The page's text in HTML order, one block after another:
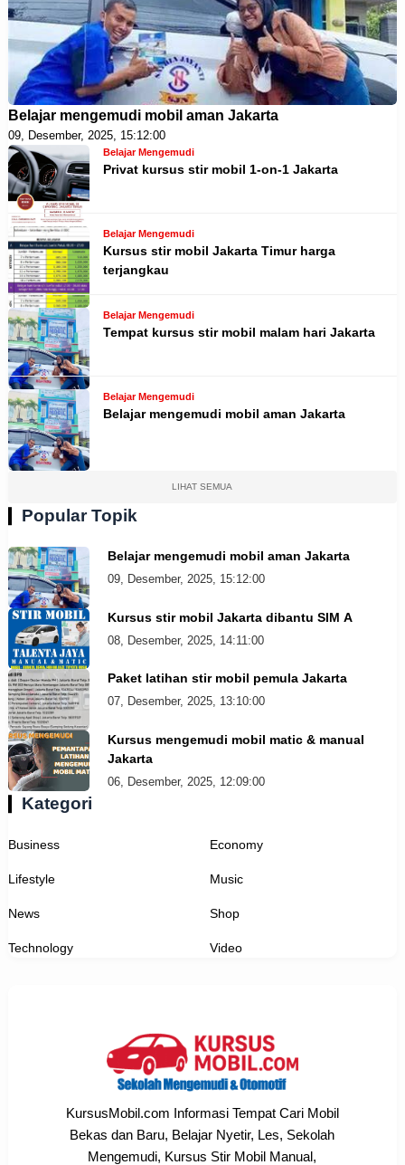
Belajar mengemudi mobil aman Jakarta
09, Desember, 2025, 15:12:00
Belajar Mengemudi
Privat kursus stir mobil 1-on-1 Jakarta
Belajar Mengemudi
Kursus stir mobil Jakarta Timur harga
terjangkau
Belajar Mengemudi
Tempat kursus stir mobil malam hari Jakarta
Belajar Mengemudi
Belajar mengemudi mobil aman Jakarta
LIHAT SEMUA
Popular Topik
Belajar mengemudi mobil aman Jakarta
09, Desember, 2025, 15:12:00
Kursus stir mobil Jakarta dibantu SIM A
08, Desember, 2025, 14:11:00
Paket latihan stir mobil pemula Jakarta
07, Desember, 2025, 13:10:00
Kursus mengemudi mobil matic & manual
Jakarta
06, Desember, 2025, 12:09:00
Kategori
Business Economy
Lifestyle Music
News Shop
Technology Video
KursusMobil.com Informasi Tempat Cari Mobil
Bekas dan Baru, Belajar Nyetir, Les, Sekolah
Mengemudi, Kursus Stir Mobil Manual,